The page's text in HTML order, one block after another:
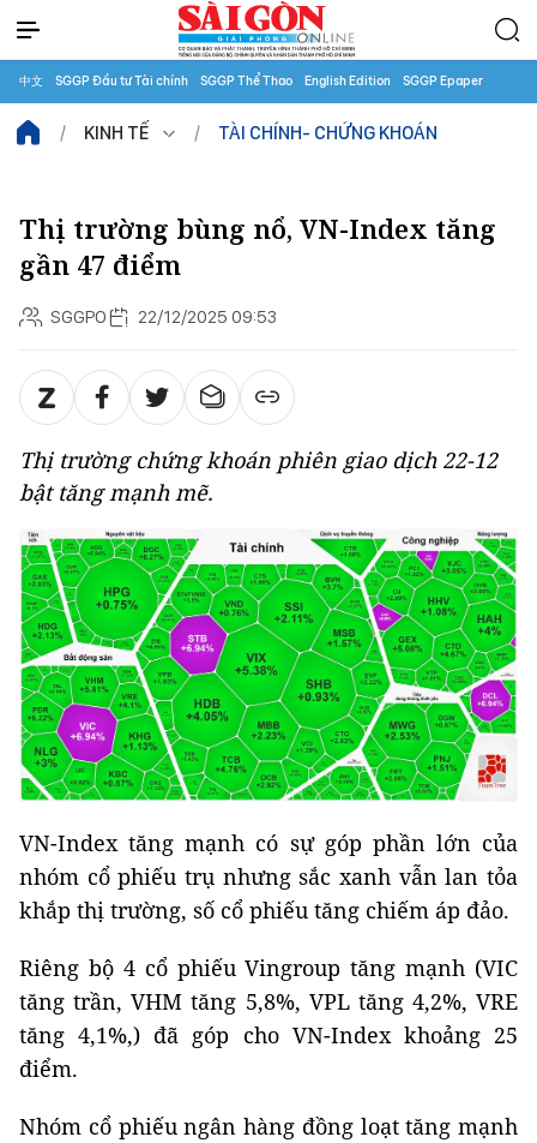
中文 SGGP Đầu tư Tài chính SGGP Thể Thao English Edition SGGP Epaper
KINH TẾ TÀI CHÍNH- CHỨNG KHOÁN
Thị trường bùng nổ, VN-Index tăng
gần 47 điểm
SGGPO 22/12/2025 09:53
Thị trường chứng khoán phiên giao dịch 22-12
bật tăng mạnh mẽ.
VN-Index tăng mạnh có sự góp phần lớn của
nhóm cổ phiếu trụ nhưng sắc xanh vẫn lan tỏa
khắp thị trường, số cổ phiếu tăng chiếm áp đảo.
Riêng bộ 4 cổ phiếu Vingroup tăng mạnh (VIC
tăng trần, VHM tăng 5,8%, VPL tăng 4,2%, VRE
tăng 4,1%,) đã góp cho VN-Index khoảng 25
điểm.
Nhóm cổ phiếu ngân hàng đồng loạt tăng mạnh